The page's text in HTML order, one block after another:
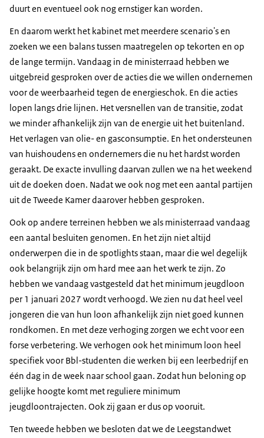
duurt en eventueel ook nog ernstiger kan worden.
En daarom werkt het kabinet met meerdere scenario's en
zoeken we een balans tussen maatregelen op tekorten en op
de lange termijn. Vandaag in de ministerraad hebben we
uitgebreid gesproken over de acties die we willen ondernemen
voor de weerbaarheid tegen de energieschok. En die acties
lopen langs drie lijnen. Het versnellen van de transitie, zodat
we minder afhankelijk zijn van de energie uit het buitenland.
Het verlagen van olie- en gasconsumptie. En het ondersteunen
van huishoudens en ondernemers die nu het hardst worden
geraakt. De exacte invulling daarvan zullen we na het weekend
uit de doeken doen. Nadat we ook nog met een aantal partijen
uit de Tweede Kamer daarover hebben gesproken.
Ook op andere terreinen hebben we als ministerraad vandaag
een aantal besluiten genomen. En het zijn niet altijd
onderwerpen die in de spotlights staan, maar die wel degelijk
ook belangrijk zijn om hard mee aan het werk te zijn. Zo
hebben we vandaag vastgesteld dat het minimum jeugdloon
per 1 januari 2027 wordt verhoogd. We zien nu dat heel veel
jongeren die van hun loon afhankelijk zijn niet goed kunnen
rondkomen. En met deze verhoging zorgen we echt voor een
forse verbetering. We verhogen ook het minimum loon heel
specifiek voor Bbl-studenten die werken bij een leerbedrijf en
één dag in de week naar school gaan. Zodat hun beloning op
gelijke hoogte komt met reguliere minimum
jeugdloontrajecten. Ook zij gaan er dus op vooruit.
Ten tweede hebben we besloten dat we de Leegstandwet